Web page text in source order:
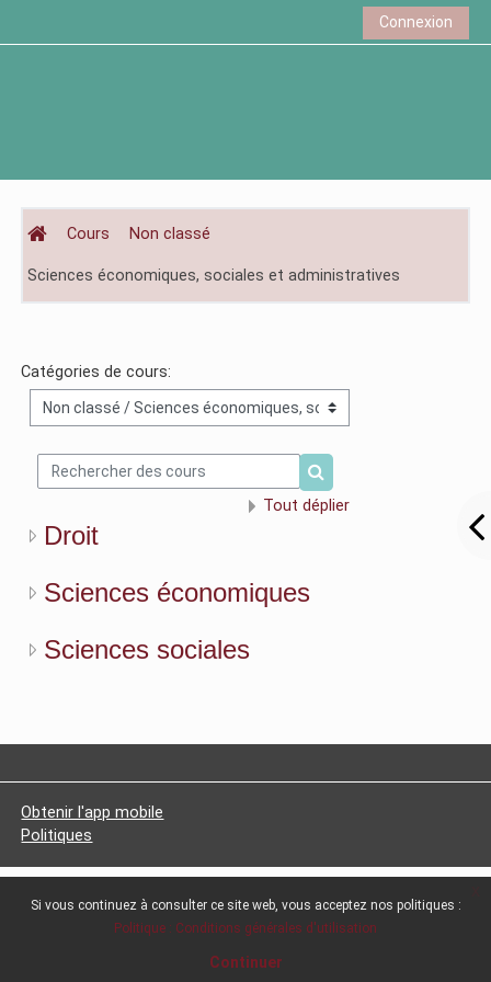
Connexion
Cours Non classé
Sciences économiques, sociales et administratives
Catégories de cours:
Rechercher des cours
Rechercher des cours
Tout déplier
Droit
Sciences économiques
Sciences sociales
Obtenir l'app mobile
Politiques
Si vous continuez à consulter ce site web, vous acceptez nos politiques :
Politique : Conditions générales d'utilisation
Continuer